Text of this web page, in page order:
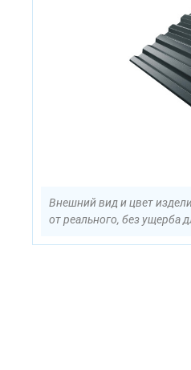
Внешний вид и цвет
от реального, без ущерба